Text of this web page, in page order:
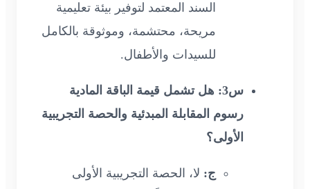
السند المعتمد لتوفير بيئة تعليمية
مريحة، محتشمة، وموثوقة بالكامل
للسيدات والأطفال.
س3: هل تشمل قيمة الباقة المادية
رسوم المقابلة المبدئية والحصة التجريبية
الأولى؟
ج: لا، الحصة التجريبية الأولى